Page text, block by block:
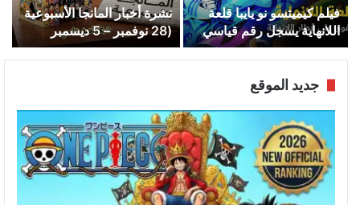
فيلم كيميتسو نو يايبا قلعة
اللانهاية يسجل رقم قياسي
جديد
نشرة أخبار المانجا الأسبوعية
(28 نوفمبر – 5 ديسمبر
2025)
جديد الموقع